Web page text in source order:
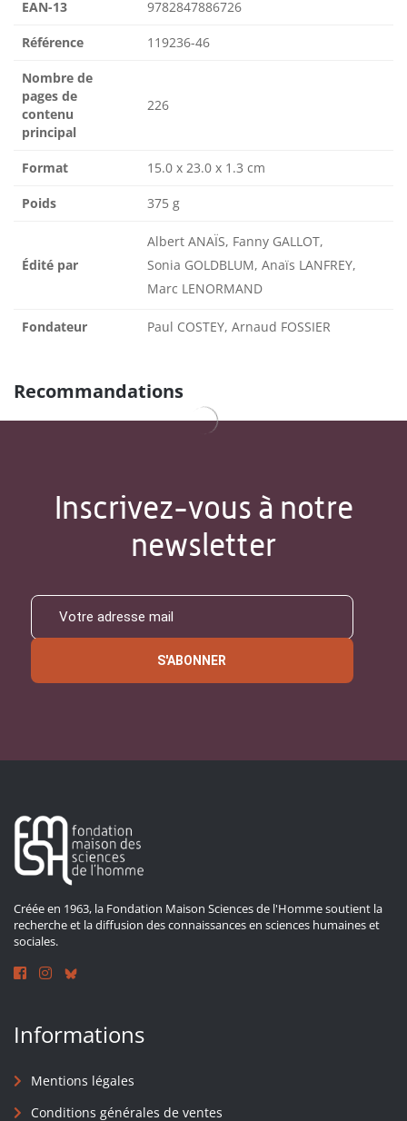
EAN-13 9782847886726
Référence 119236-46
Nombre de
pages de
contenu
principal
226
Format 15.0 x 23.0 x 1.3 cm
Poids 375 g
Édité par
Albert ANAÏS, Fanny GALLOT,
Sonia GOLDBLUM, Anaïs LANFREY,
Marc LENORMAND
Fondateur Paul COSTEY, Arnaud FOSSIER
Recommandations
Inscrivez-vous à notre
newsletter
S'ABONNER
Créée en 1963, la Fondation Maison Sciences de l'Homme soutient la
recherche et la diffusion des connaissances en sciences humaines et
sociales.
Informations
Mentions légales
Conditions générales de ventes